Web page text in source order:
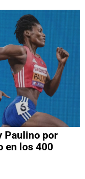
Paulino por
en los 400